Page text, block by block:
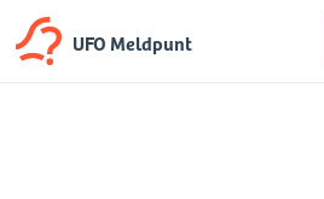
UFO Meldpunt